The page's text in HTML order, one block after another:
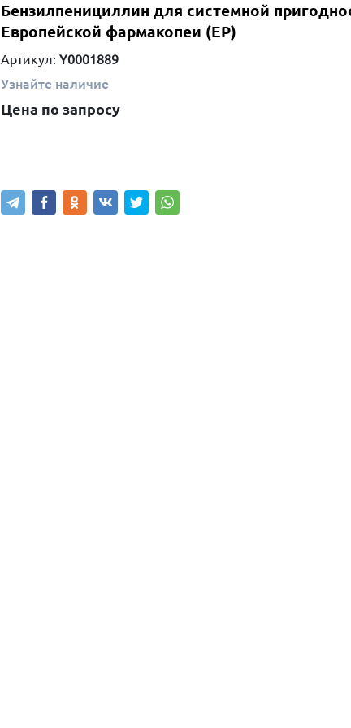
Бензилпенициллин для системной
Европейской фармакопеи (EP)
Артикул: Y0001889
Узнайте наличие
Цена по запросу